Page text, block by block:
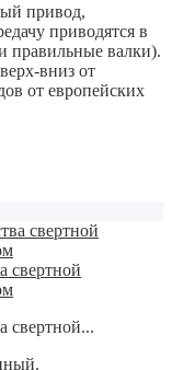
привод,
приводятся в
правильные валки).
вниз от
от европейских
свертной
свертной...